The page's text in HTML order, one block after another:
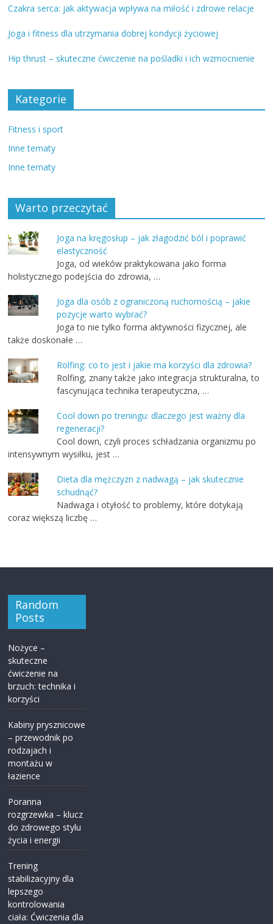
Czakra serca: jak aktywacja wpływa na miłość i zdrowe relacje
Joga i fitness dla utrzymania dobrej kondycji życiowej
Hip thrust – skuteczne ćwiczenie na pośladki i ich wzmocnienie
Kategorie
Fitness i sport
Inne tematy
Inne tematy
Warto przeczytać
Joga na kręgosłup – jak złagodzić ból i poprawić
elastyczność
Joga, od wieków praktykowana jako forma
holistycznego podejścia do zdrowia, …
Joga dla osób z ograniczoną ruchomością – jakie
pozycje warto wybrać?
Joga to nie tylko forma aktywności fizycznej, ale
także doskonałe …
Rolfing: co to jest i jakie ma korzyści dla zdrowia?
Rolfing, znany także jako integracja strukturalna, to
fascynująca technika terapeutyczna, …
Cool down po treningu: dlaczego jest ważny dla
regeneracji?
Cool down, czyli proces schładzania organizmu po
intensywnym wysiłku, jest …
Dieta dla mężczyzn z nadwagą – jak skutecznie
schudnąć?
Nadwaga i otyłość to problemy, które dotykają
coraz większą liczbę …
Random
Posts
Nożyce –
skuteczne
ćwiczenie na
brzuch: technika i
korzyści
Kabiny prysznicowe
– przewodnik po
rodzajach i
montażu w
łazience
Poranna
rozgrzewka – klucz
do zdrowego stylu
życia i energii
Trening
stabilizacyjny dla
lepszego
kontrolowania
ciała: Ćwiczenia dla